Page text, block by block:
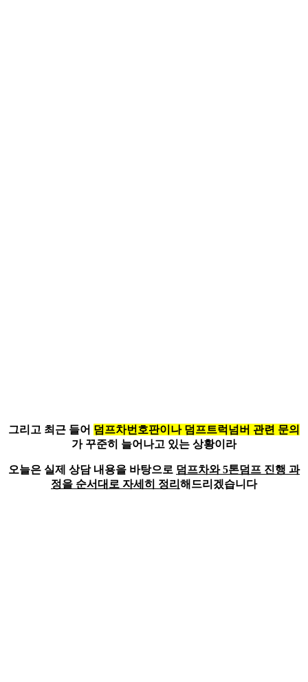
그리고 최근 들어 덤프차번호판이나 덤프트럭넘버 관련 문의
가 꾸준히 늘어나고 있는 상황이라
오늘은 실제 상담 내용을 바탕으로 덤프차와 5톤덤프 진행 과
정을 순서대로 자세히 정리 해드리겠습니다